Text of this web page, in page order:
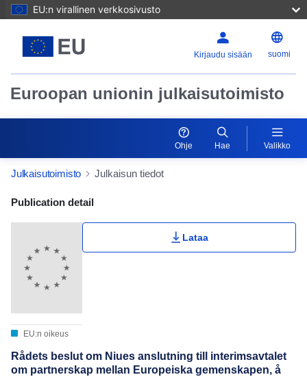
EU:n virallinen verkkosivusto
Kirjaudu sisään suomi
Euroopan unionin julkaisutoimisto
Ohje Hae Valikko
Julkaisutoimisto Julkaisun tiedot
Publication Detail Actions Portlet
Publication detail
EU:n oikeus
Lataa
Rådets beslut om Niues anslutning till interimsavtalet
om partnerskap mellan Europeiska gemenskapen, å